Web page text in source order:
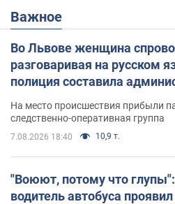
Важное
Во Львове женщина
разговаривая на русском
полиция составила
На место происшествия прибыли
следственно-оперативная группа
7.08.2026 18:40 10,9 т.
"Воюют, потому что
водитель автобуса